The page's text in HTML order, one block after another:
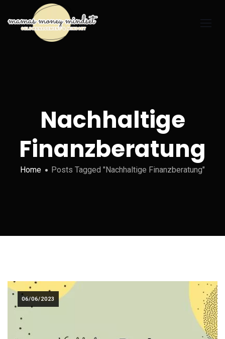
Nachhaltige
Finanzberatung
Home Posts Tagged "Nachhaltige Finanzberatung"
06/06/2023